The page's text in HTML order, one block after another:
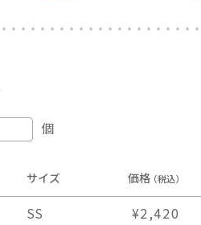
個
サイズ 価格（税込）
SS
¥2,420